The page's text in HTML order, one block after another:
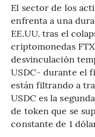
El sector de los
enfrenta a una
EE.UU. tras el
criptomonedas
desvinculación
USDC- durante el
están filtrando a
USDC es la
de token que se
constante de 1